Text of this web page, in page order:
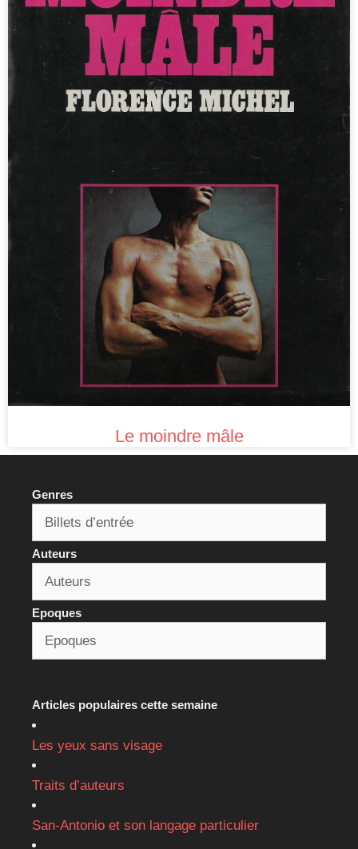
Le moindre mâle
Genres
Auteurs
Epoques
Articles populaires cette semaine
Les yeux sans visage
Traits d’auteurs
San-Antonio et son langage particulier